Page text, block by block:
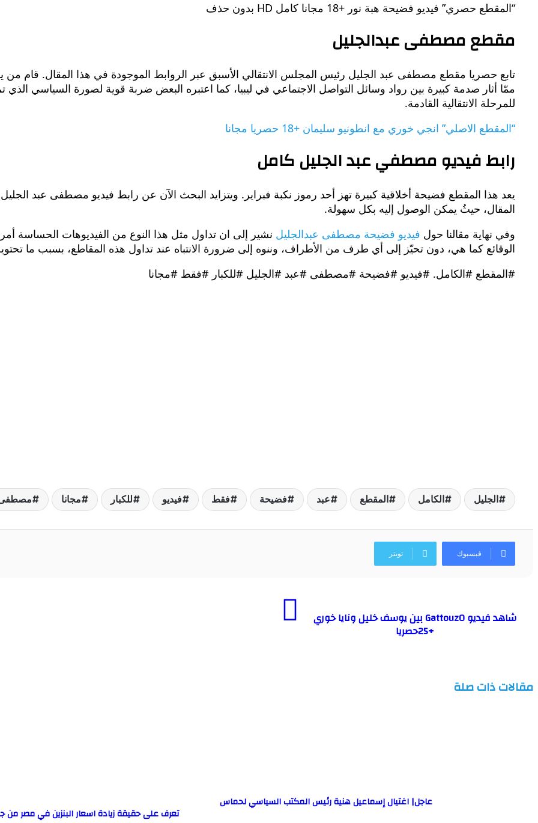
“المقطع حصري” فيديو فضيحة هبة نور +18 مجانا كامل HD بدون حذف
مقطع مصطفى عبدالجليل
تابع حصريا مقطع مصطفى عبد الجليل رئيس المجلس الانتقالي الأسبق عبر الروابط الموجودة في هذا المقال. قام من
للمرحلة الانتقالية القادمة.
“المقطع الاصلي” انجي خوري مع انطونيو سليمان +18 حصريا مجانا
رابط فيديو مصطفي عبد الجليل كامل
المقال، حيثُ يمكن الوصول إليه بكل سهولة.
وفي نهاية مقالنا حول فيديو فضيحة مصطفى عبدالجليل نشير إلى ان تداول مثل هذا النوع من الفيديوهات الحساسة
الوقائع كما هي، دون تحيّز إلى أي طرف من الأطراف، وننوه إلى ضرورة الانتباه عند تداول هذه المقاطع، بسبب ما
#المقطع #الكامل. #فيديو #فضيحة #مصطفى #عبد #الجليل #للكبار #فقط #مجانا
الجليل الكامل المقطع عبد فضيحة فقط فيديو للكبار مجانا
فيسبوك تويتر
شاهد فيديو Gattouz0 بين يوسف خليل ونايا خوري
+25حصريا
مقالات ذات صلة
عاجل| اغتيال إسماعيل هنية رئيس المكتب السياسي لحماس
تعرف على حقيقة زيادة اسعار البنزين في مصر من